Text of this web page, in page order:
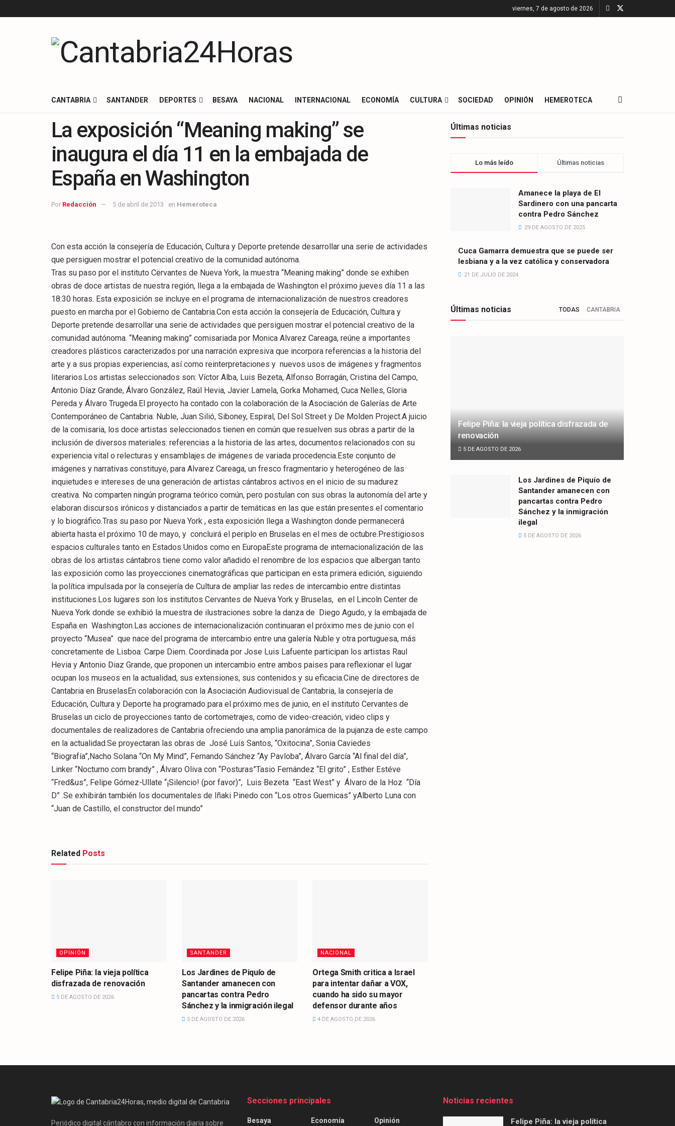
viernes, 7 de agosto de 2026
CANTABRIA SANTANDER DEPORTES BESAYA NACIONAL INTERNACIONAL ECONOMÍA CULTURA SOCIEDAD OPINIÓN HEMEROTECA
La exposición “Meaning making” se
inaugura el día 11 en la embajada de
España en Washington
Por Redacción 5 de abril de 2013 en Hemeroteca
Con esta acción la consejería de Educación, Cultura y Deporte pretende desarrollar una serie de actividades
que persiguen mostrar el potencial creativo de la comunidad autónoma.
Tras su paso por el instituto Cervantes de Nueva York, la muestra “Meaning making” donde se exhiben
obras de doce artistas de nuestra región, llega a la embajada de Washington el próximo jueves día 11 a las
18:30 horas. Esta exposición se incluye en el programa de internacionalización de nuestros creadores
puesto en marcha por el Gobierno de Cantabria.Con esta acción la consejería de Educación, Cultura y
Deporte pretende desarrollar una serie de actividades que persiguen mostrar el potencial creativo de la
comunidad autónoma. “Meaning making” comisariada por Monica Alvarez Careaga, reúne a importantes
creadores plásticos caracterizados por una narración expresiva que incorpora referencias a la historia del
arte y a sus propias experiencias, así como reinterpretaciones y nuevos usos de imágenes y fragmentos
literarios.Los artistas seleccionados son: Víctor Alba, Luis Bezeta, Alfonso Borragán, Cristina del Campo,
Antonio Díaz Grande, Álvaro González, Raúl Hevia, Javier Lamela, Gorka Mohamed, Cuca Nelles, Gloria
Pereda y Álvaro Trugeda.El proyecto ha contado con la colaboración de la Asociación de Galerías de Arte
Contemporáneo de Cantabria: Nuble, Juan Silió, Siboney, Espiral, Del Sol Street y De Molden Project.A juicio
de la comisaria, los doce artistas seleccionados tienen en común que resuelven sus obras a partir de la
inclusión de diversos materiales: referencias a la historia de las artes, documentos relacionados con su
experiencia vital o relecturas y ensamblajes de imágenes de variada procedencia.Este conjunto de
imágenes y narrativas constituye, para Alvarez Careaga, un fresco fragmentario y heterogéneo de las
inquietudes e intereses de una generación de artistas cántabros activos en el inicio de su madurez
creativa. No comparten ningún programa teórico común, pero postulan con sus obras la autonomía del arte y
elaboran discursos irónicos y distanciados a partir de temáticas en las que están presentes el comentario
y lo biográfico.Tras su paso por Nueva York , esta exposición llega a Washington donde permanecerá
abierta hasta el próximo 10 de mayo, y concluirá el periplo en Bruselas en el mes de octubre.Prestigiosos
espacios culturales tanto en Estados Unidos como en EuropaEste programa de internacionalización de las
obras de los artistas cántabros tiene como valor añadido el renombre de los espacios que albergan tanto
las exposición como las proyecciones cinematográficas que participan en esta primera edición, siguiendo
la política impulsada por la consejería de Cultura de ampliar las redes de intercambio entre distintas
instituciones.Los lugares son los institutos Cervantes de Nueva York y Bruselas, en el Lincoln Center de
Nueva York donde se exhibió la muestra de ilustraciones sobre la danza de Diego Agudo, y la embajada de
España en Washington.Las acciones de internacionalización continuaran el próximo mes de junio con el
proyecto “Musea” que nace del programa de intercambio entre una galería Nuble y otra portuguesa, más
concretamente de Lisboa: Carpe Diem. Coordinada por Jose Luis Lafuente participan los artistas Raul
Hevia y Antonio Diaz Grande, que proponen un intercambio entre ambos paises para reflexionar el lugar
ocupan los museos en la actualidad, sus extensiones, sus contenidos y su eficacia.Cine de directores de
Cantabria en BruselasEn colaboración con la Asociación Audiovisual de Cantabria, la consejería de
Educación, Cultura y Deporte ha programado para el próximo mes de junio, en el instituto Cervantes de
Bruselas un ciclo de proyecciones tanto de cortometrajes, como de video-creación, video clips y
documentales de realizadores de Cantabria ofreciendo una amplia panorámica de la pujanza de este campo
en la actualidad.Se proyectaran las obras de José Luís Santos, “Oxitocina”, Sonia Caviedes
“Biografía”,Nacho Solana “On My Mind”, Fernando Sánchez “Ay Pavloba”, Álvaro García “Al final del día”,
Linker “Nocturno com brandy” , Álvaro Oliva con “Posturas”Tasio Fernández “El grito” , Esther Estéve
“Fred&us”, Felipe Gómez-Ullate “¡Silencio! (por favor)”, Luis Bezeta “East West” y Álvaro de la Hoz “Día
D” .Se exhibirán también los documentales de Iñaki Pinedo con “Los otros Guernicas” yAlberto Luna con
“Juan de Castillo, el constructor del mundo”
Related Posts
OPINIÓN
Felipe Piña: la vieja política
disfrazada de renovación
5 DE AGOSTO DE 2026
SANTANDER
Los Jardines de Piquío de
Santander amanecen con
pancartas contra Pedro
Sánchez y la inmigración ilegal
5 DE AGOSTO DE 2026
NACIONAL
Ortega Smith critica a Israel
para intentar dañar a VOX,
cuando ha sido su mayor
defensor durante años
4 DE AGOSTO DE 2026
Últimas noticias
Lo más leído Últimas noticias
Amanece la playa de El
Sardinero con una pancarta
contra Pedro Sánchez
29 DE AGOSTO DE 2025
Cuca Gamarra demuestra que se puede ser
lesbiana y a la vez católica y conservadora
21 DE JULIO DE 2024
Últimas noticias TODAS CANTABRIA
Felipe Piña: la vieja política disfrazada de
renovación
5 DE AGOSTO DE 2026
Los Jardines de Piquío de
Santander amanecen con
pancartas contra Pedro
Sánchez y la inmigración
ilegal
5 DE AGOSTO DE 2026
Periódico digital cántabro con información diaria sobre
Secciones principales
Besaya Economía Opinión
Noticias recientes
Felipe Piña: la vieja política